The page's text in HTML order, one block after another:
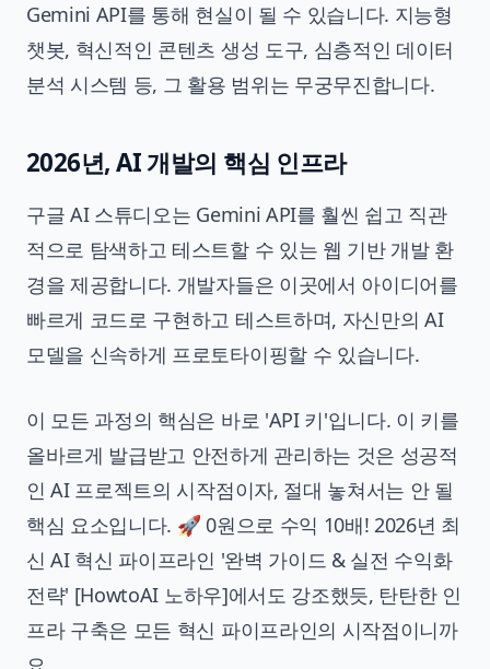
Gemini API를 통해 현실이 될 수 있습니다. 지능형
챗봇, 혁신적인 콘텐츠 생성 도구, 심층적인 데이터
분석 시스템 등, 그 활용 범위는 무궁무진합니다.
2026년, AI 개발의 핵심 인프라
구글 AI 스튜디오는 Gemini API를 훨씬 쉽고 직관
적으로 탐색하고 테스트할 수 있는 웹 기반 개발 환
경을 제공합니다. 개발자들은 이곳에서 아이디어를
빠르게 코드로 구현하고 테스트하며, 자신만의 AI
모델을 신속하게 프로토타이핑할 수 있습니다.
이 모든 과정의 핵심은 바로 'API 키'입니다. 이 키를
올바르게 발급받고 안전하게 관리하는 것은 성공적
인 AI 프로젝트의 시작점이자, 절대 놓쳐서는 안 될
핵심 요소입니다. 🚀 0원으로 수익 10배! 2026년 최
신 AI 혁신 파이프라인 '완벽 가이드 & 실전 수익화
전략' [HowtoAI 노하우]에서도 강조했듯, 탄탄한 인
프라 구축은 모든 혁신 파이프라인의 시작점이니까